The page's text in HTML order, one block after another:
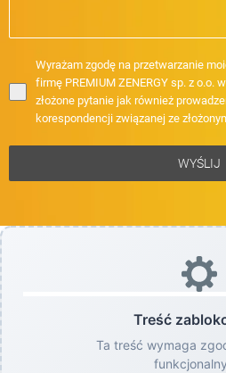
Wyrażam zgodę na przetwarzanie
firmę PREMIUM ZENERGY sp. z o.o.
złożone pytanie jak również
korespondencji związanej ze
WYŚLIJ
Treść
Ta treść wymaga